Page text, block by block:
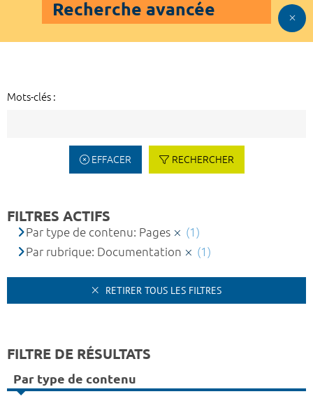
Recherche avancée
Mots-clés :
EFFACER RECHERCHER
FILTRES ACTIFS
Par type de contenu: Pages
(1)
Par rubrique: Documentation
(1)
RETIRER TOUS LES FILTRES
FILTRE DE RÉSULTATS
Par type de contenu